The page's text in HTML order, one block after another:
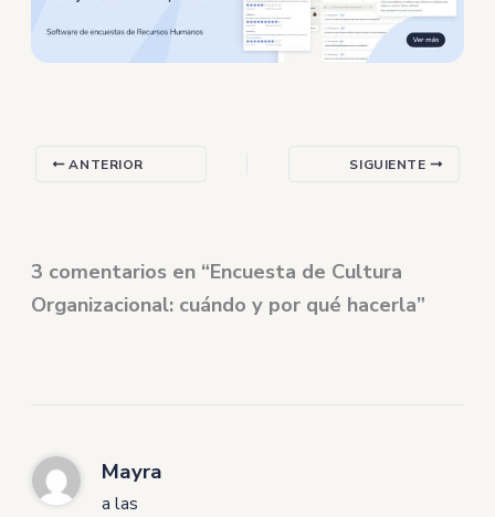
ANTERIOR SIGUIENTE
3 comentarios en “Encuesta de Cultura
Organizacional: cuándo y por qué hacerla”
Mayra
a las